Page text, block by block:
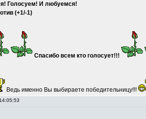
Голосуем! И любуемся!
(+1/-1)
Спасибо всем кто голосует!!!
Ведь именно Вы выбираете победительницу!!!